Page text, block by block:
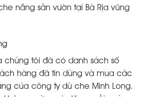
nắng sân vườn tại Bà Rịa vũng
chúng tôi đã có danh sách số
hàng đã tin dùng và mua các
của công ty dù che Minh Long.